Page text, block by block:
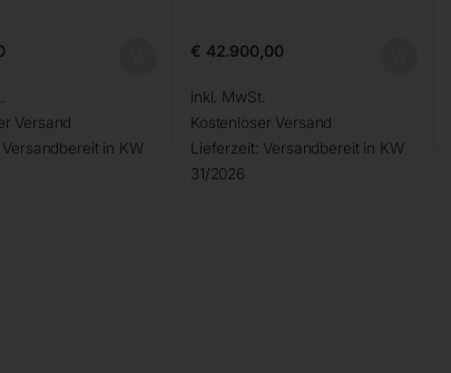
Versand
Versandbereit in KW
€ 42.900,00
inkl. MwSt.
Kostenloser Versand
Lieferzeit: Versandbereit in KW
31/2026